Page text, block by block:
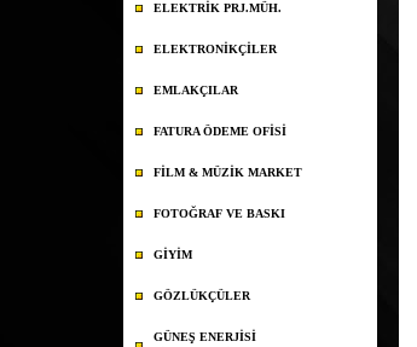
ELEKTRİK PRJ.MÜH.
ELEKTRONİKÇİLER
EMLAKÇILAR
FATURA ÖDEME OFİSİ
FİLM & MÜZİK MARKET
FOTOĞRAF VE BASKI
GİYİM
GÖZLÜKÇÜLER
GÜNEŞ ENERJİSİ